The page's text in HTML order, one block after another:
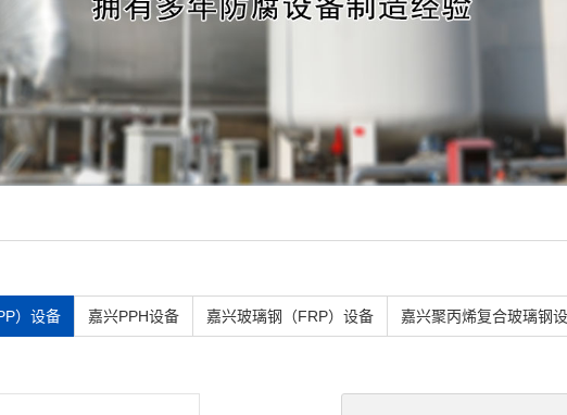
）设备 嘉兴PPH设备 嘉兴玻璃钢（FRP）设备 嘉兴聚丙烯复合玻璃钢